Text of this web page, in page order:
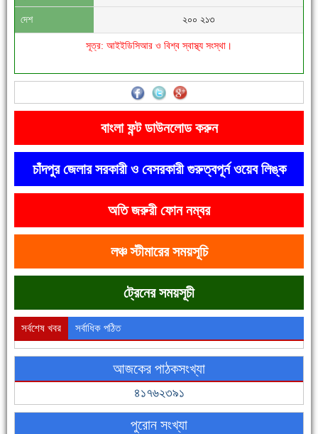
'বাংলা সাহিত্যানুরাগীরা তাঁর অবদানকে চিরকাল স্মরণ করবে'
দেশে রাস্তাঘাটসহ অনেক কিছুই হয়েছে, বাড়েনি কর্মসংস্থান
ফরিদগঞ্জের ভূমিহীন ২০ পরিবার আজ নিজের পাকা ঘরে উঠছে
দেশ ২০০ ২১৩
সূত্র: আইইডিসিআর ও বিশ্ব স্বাস্থ্য সংস্থা।
বাংলা ফন্ট ডাউনলোড করুন
চাঁদপুর জেলার সরকারী ও বেসরকারী গুরুত্বপূর্ন ওয়েব লিঙ্ক
অতি জরুরী ফোন নম্বর
লঞ্চ স্টীমারের সময়সূচি
ট্রেনের সময়সূচী
সর্বশেষ খবর সর্বাধিক পঠিত
আজকের পাঠকসংখ্যা
৪১৭৬২৩৯১
পুরোন সংখ্যা